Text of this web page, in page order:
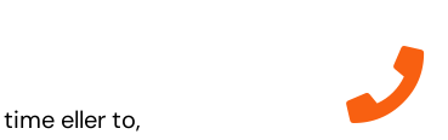
eller to,